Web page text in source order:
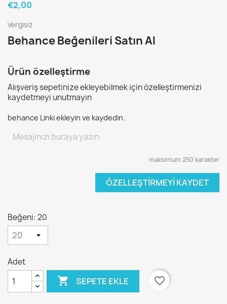
€2,00
Vergisiz
Behance Beğenileri Satın Al
Ürün özelleştirme
Alışveriş sepetinize ekleyebilmek için özelleştirmenizi
kaydetmeyi unutmayın
behance Linki ekleyin ve kaydedin.
maksimum 250 karakter
ÖZELLEŞTIRMEYI KAYDET
Beğeni: 20
Adet
 SEPETE EKLE favorite_border